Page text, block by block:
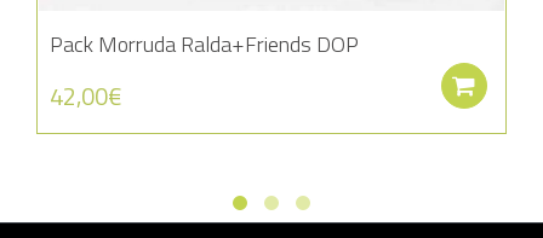
Pack Morruda Ralda+Friends DOP
42,00€